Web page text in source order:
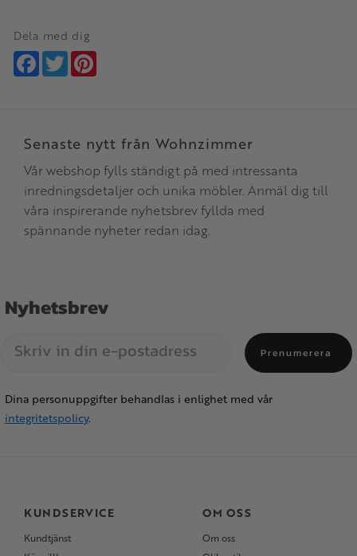
Dela med dig
Facebook
Twitter
Senaste nytt från Wohnzimmer
Vår webshop fylls ständigt på med intressanta
inredningsdetaljer och unika möbler. Anmäl dig till
våra inspirerande nyhetsbrev fyllda med
spännande nyheter redan idag.
Nyhetsbrev
Prenumerera
Dina personuppgifter behandlas i enlighet med vår
integritetspolicy.
KUNDSERVICE
Kundtjänst
OM OSS
Om oss